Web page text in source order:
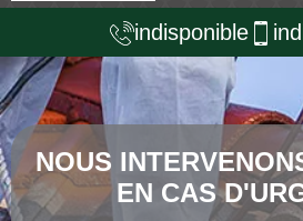
indisponible
NOUS
EN CAS